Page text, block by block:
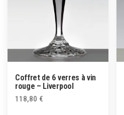
Coffret de 6 verres à vin
rouge – Liverpool
118,80 €